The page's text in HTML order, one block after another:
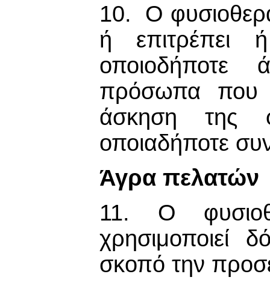
10. Ο
ή επιτρέπει
πρόσωπα που
άσκηση της
οποιαδήποτε
Άγρα πελατών
11. Ο
χρησιμοποιεί
σκοπό την